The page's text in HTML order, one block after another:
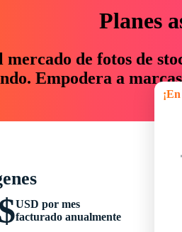
Planes
mercado de fotos de
Empodera a
USD por mes
facturado anualmente
¡En